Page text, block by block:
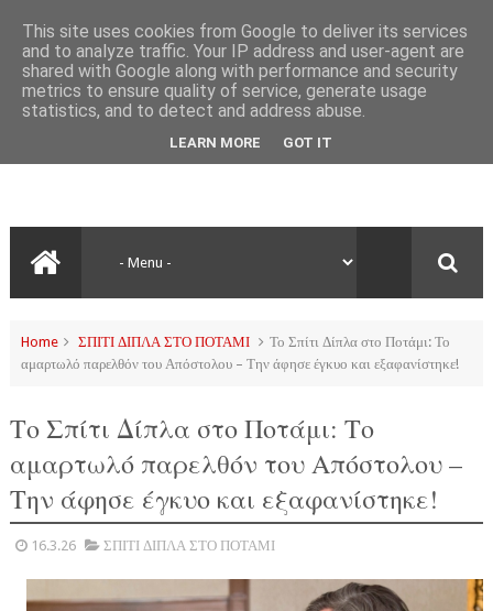
Home ΣΠΙΤΙ ΔΙΠΛΑ ΣΤΟ ΠΟΤΑΜΙ
Το Σπίτι Δίπλα στο Ποτάμι: Το
αμαρτωλό παρελθόν του Απόστολου – Την άφησε έγκυο και εξαφανίστηκε!
Το Σπίτι Δίπλα στο Ποτάμι: Το
αμαρτωλό παρελθόν του Απόστολου –
Την άφησε έγκυο και εξαφανίστηκε!
16.3.26 ΣΠΙΤΙ ΔΙΠΛΑ ΣΤΟ ΠΟΤΑΜΙ
This site uses cookies from Google to deliver its services
and to analyze traffic. Your IP address and user-agent are
shared with Google along with performance and security
metrics to ensure quality of service, generate usage
statistics, and to detect and address abuse.
LEARN MORE GOT IT